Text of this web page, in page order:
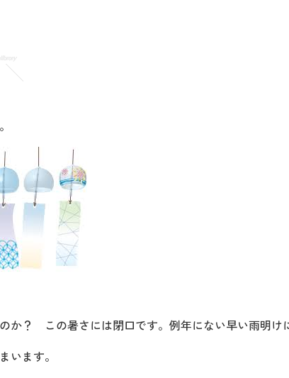
か？ この暑さには閉口です。例年にない早い雨明け
います。